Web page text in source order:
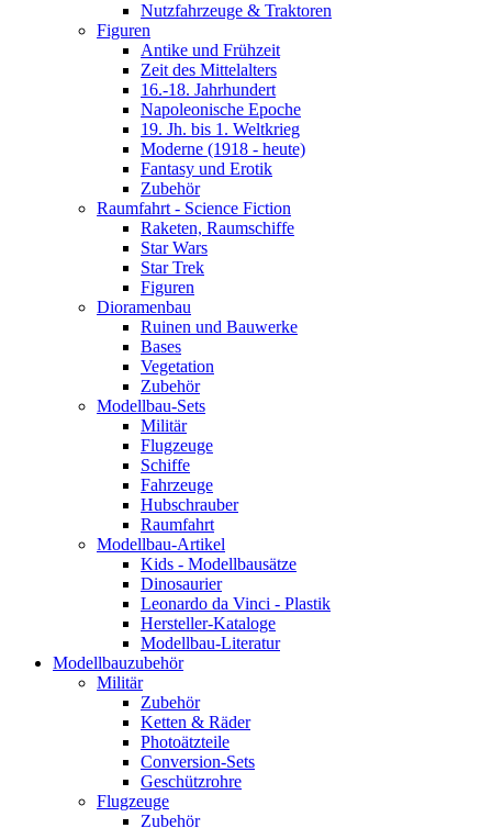
Nutzfahrzeuge & Traktoren
Figuren
Antike und Frühzeit
Zeit des Mittelalters
16.-18. Jahrhundert
Napoleonische Epoche
19. Jh. bis 1. Weltkrieg
Moderne (1918 - heute)
Fantasy und Erotik
Zubehör
Raumfahrt - Science Fiction
Raketen, Raumschiffe
Star Wars
Star Trek
Figuren
Dioramenbau
Ruinen und Bauwerke
Bases
Vegetation
Zubehör
Modellbau-Sets
Militär
Flugzeuge
Schiffe
Fahrzeuge
Hubschrauber
Raumfahrt
Modellbau-Artikel
Kids - Modellbausätze
Dinosaurier
Leonardo da Vinci - Plastik
Hersteller-Kataloge
Modellbau-Literatur
Modellbauzubehör
Militär
Zubehör
Ketten & Räder
Photoätzteile
Conversion-Sets
Geschützrohre
Flugzeuge
Zubehör